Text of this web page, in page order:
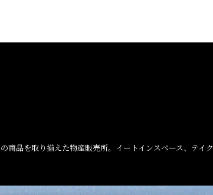
商品を取り揃えた物産販売所。イートインスペース、テイク